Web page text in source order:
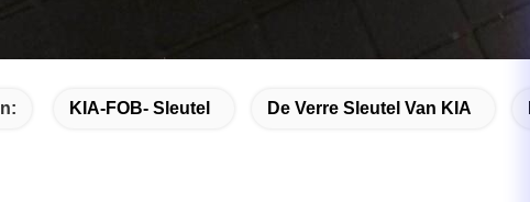
KIA-FOB- Sleutel De Verre Sleutel Van KIA